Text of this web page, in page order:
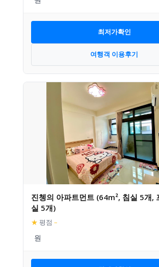
최저가확인
여행객 이용후기
진쳉의 아파트먼트 (64m², 침실 5개,
실 5개)
★ 평점 –